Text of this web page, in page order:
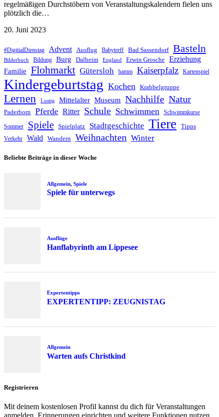
regelmäßigen Durchstöbern von Veranstaltungskalendern fielen uns
plötzlich die…
20. Juni 2023
#DigitialDienstag Advent Ausflug Babytreff Bad Sassendorf Basteln
Bilderbuch Bildung Burg Dalheim England Erwin Grosche Erziehung
Familie Flohmarkt Gütersloh hamm Kaiserpfalz Kartenspiel
Kindergeburtstag Kochen Krabbelgruppe
Lernen Lustig Mittelalter Museum Nachhilfe Natur
Paderborn Pferde Ritter Schule Schwimmen Schwimmkurse
Sommer Spiele Spielplatz Stadtgeschichte Tiere Tipps
Verkehr Wald Wandern Weihnachten Winter
Beliebte Beiträge in dieser Woche
Allgemein, Spiele
Spiele für unterwegs
Ausflüge
Hanflabyrinth am Lippesee
Expertentipps
EXPERTENTIPP: ZEUGNISTAG
Allgemein
Warten aufs Christkind
Registrieren
Mit deinem kostenlosen Profil kannst du dich für Veranstaltungen